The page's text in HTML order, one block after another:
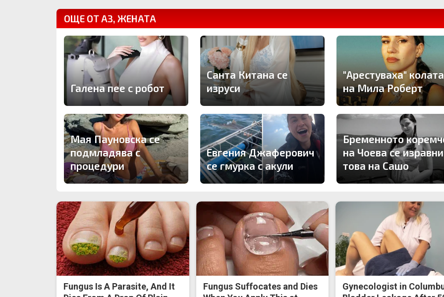
ОЩЕ ОТ АЗ, ЖЕНАТА
Галена пее с робот
Санта Китана се
изруси
"Арестуваха" колата
на Мила Роберт
Мая Пауновска се
подмладява с
процедури
Евгения Джаферович
се гмурка с акули
Бременното
на Чоева се
това на Сашо
Fungus Is A Parasite, And It
Fungus Suffocates and Dies
Gynecologist in